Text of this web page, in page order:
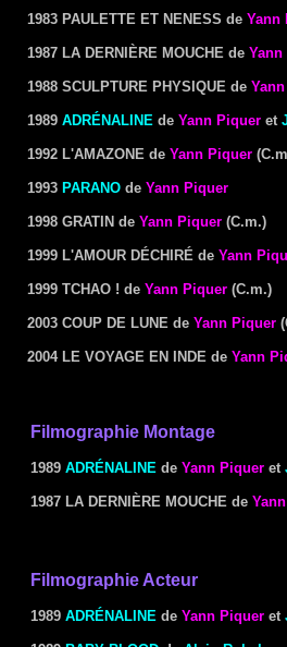
1983 PAULETTE ET NENESS de Yann
1987 LA DERNIÈRE MOUCHE de
1988 SCULPTURE PHYSIQUE de
1989 ADRÉNALINE de Yann Piquer et
1992 L'AMAZONE de Yann Piquer
1993 PARANO de Yann Piquer
1998 GRATIN de Yann Piquer (C.m.)
1999 L'AMOUR DÉCHIRÉ de Yann
1999 TCHAO ! de Yann Piquer (C.m.)
2003 COUP DE LUNE de Yann Piquer
2004 LE VOYAGE EN INDE de Yann
Filmographie Montage
1989 ADRÉNALINE de Yann Piquer et
1987 LA DERNIÈRE MOUCHE de
Filmographie Acteur
1989 ADRÉNALINE de Yann Piquer et